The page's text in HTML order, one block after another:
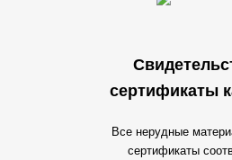
сертификаты
Все нерудные
сертификаты